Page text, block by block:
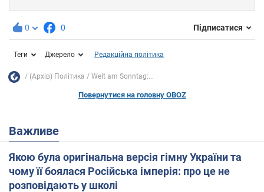
0 0 Підписатися
Теги Джерело Редакційна політика
(Архів) Політика Welt am Sonntag:...
Повернутися на головну OBOZ
Важливе
Якою була оригінальна версія гімну України та
чому її боялася Російська імперія: про це не
розповідають у школі